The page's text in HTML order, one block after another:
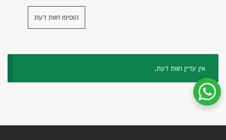
הוסיפו חוות דעת
אין עדיין חוות דעת.
שיחת ווטסאפ עם שירות הלקוחות